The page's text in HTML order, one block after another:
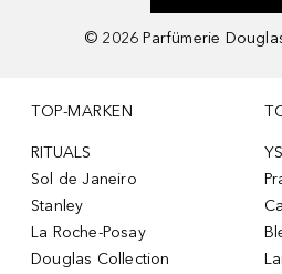
© 2026 Parfümerie
TOP-MARKEN
RITUALS
Sol de Janeiro
Stanley
La Roche-Posay
Douglas Collection